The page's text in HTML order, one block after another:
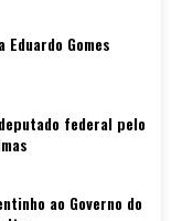
Gomes
federal pelo
ao Governo do